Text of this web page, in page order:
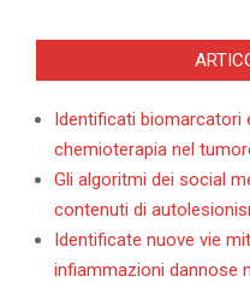
Identificati biomarcatori
chemioterapia nel
Gli algoritmi dei social
contenuti di
Identificate nuove vie
infiammazioni dannose